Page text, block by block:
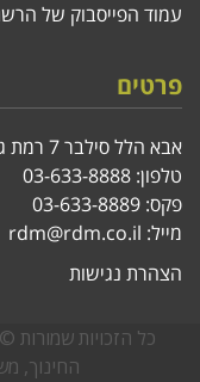
עמוד הפייסבוק של
פרטים
אבא הלל סילבר 7 רמת גן
טלפון: 03-633-8888
פקס: 03-633-8889
מייל: rdm@rdm.co.il
הצהרת נגישות
כל הזכויות שמורות ©
החינוך,